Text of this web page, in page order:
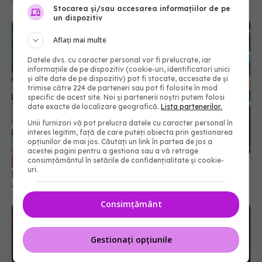
EXCLUSIV
pentru COVID. Prof. dr. Simin Aysel Florescu:
Administrarea se face în spitale
29 aug 2024, 23:43
Stocarea și/sau accesarea informațiilor de pe
un dispozitiv
Aflați mai multe
Datele dvs. cu caracter personal vor fi prelucrate, iar
informațiile de pe dispozitiv (cookie-uri, identificatori unici
și alte date de pe dispozitiv) pot fi stocate, accesate de și
trimise către 224 de parteneri sau pot fi folosite în mod
specific de acest site. Noi și partenerii noștri putem folosi
date exacte de localizare geografică.Lista partenerilor.
Unii furnizori vă pot prelucra datele cu caracter personal în
interes legitim, față de care puteți obiecta prin gestionarea
opțiunilor de mai jos. Căutați un link în partea de jos a
acestei pagini pentru a gestiona sau a vă retrage
consimțământul în setările de confidențialitate și cookie-
uri.
Consimțământ
Gestionați opțiunile